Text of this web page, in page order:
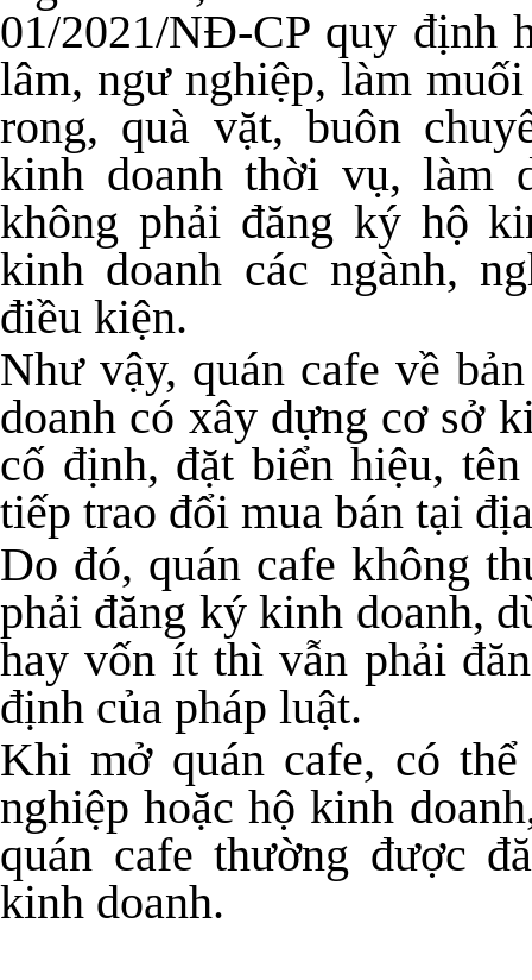
01/2021/NĐ-CP quy định
lâm, ngư nghiệp, làm
rong, quà vặt, buôn
kinh doanh thời vụ, làm
không phải đăng ký hộ
kinh doanh các ngành,
điều kiện.
Như vậy, quán cafe về
doanh có xây dựng cơ sở
cố định, đặt biển hiệu,
tiếp trao đổi mua bán tại
Do đó, quán cafe không
phải đăng ký kinh doanh,
hay vốn ít thì vẫn phải
định của pháp luật.
Khi mở quán cafe, có
nghiệp hoặc hộ kinh
quán cafe thường được
kinh doanh.